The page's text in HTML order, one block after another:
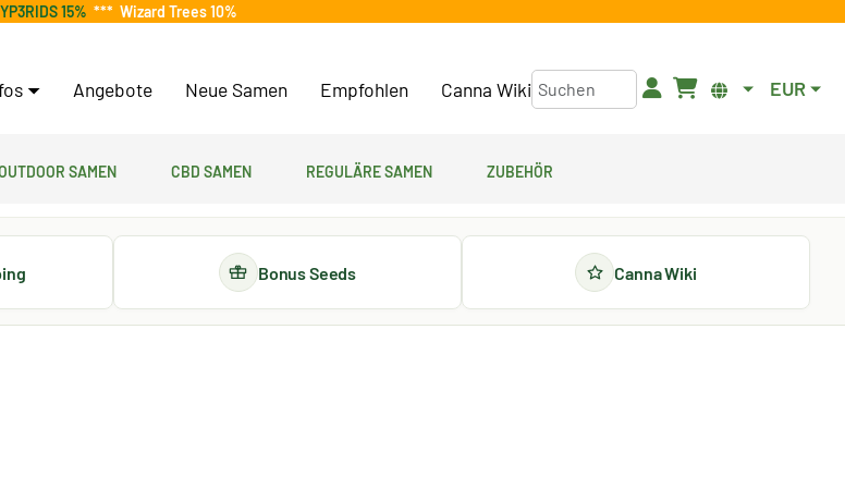
15% *** Wizard Trees 10%
Angebote Neue Samen Empfohlen Canna Wiki EUR
Samen CBD Samen Reguläre Samen Zubehör
Bonus Seeds Canna Wiki